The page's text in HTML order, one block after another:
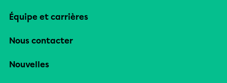
Équipe et carrières
Nous contacter
Nouvelles